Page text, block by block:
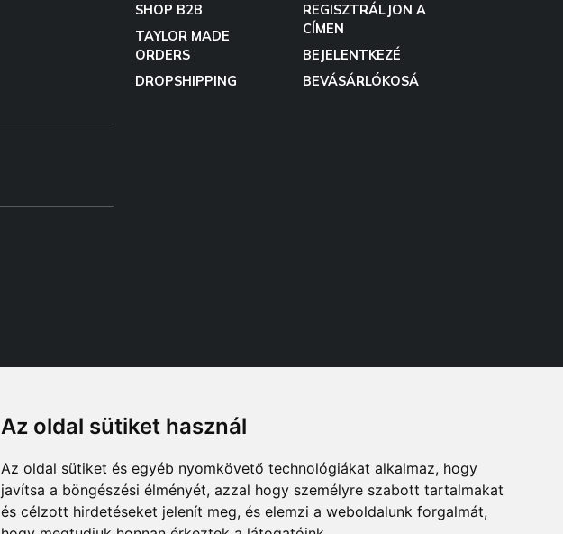
Az oldal sütiket használ
Az oldal sütiket és egyéb nyomkövető technológiákat alkalmaz, hogy
javítsa a böngészési élményét, azzal hogy személyre szabott tartalmakat
és célzott hirdetéseket jelenít meg, és elemzi a weboldalunk forgalmát,
SHOP B2B
TAYLOR MADE
ORDERS
DROPSHIPPING
REGISZTRÁLJON A
CÍMEN
BEJELENTKEZÉ
BEVÁSÁRLÓKOSÁ